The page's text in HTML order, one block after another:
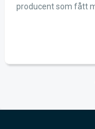
producent som fått